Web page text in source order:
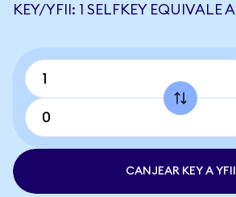
KEY/YFII: 1 SELFKEY EQUIVALE
CANJEAR KEY A YFII